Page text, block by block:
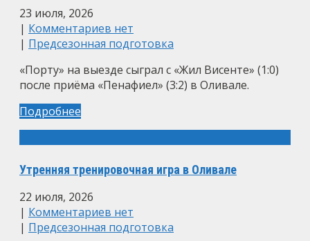
23 июля, 2026
| Комментариев нет
| Предсезонная подготовка
«Порту» на выезде сыграл с «Жил Висенте» (1:0)
после приёма «Пенафиел» (3:2) в Оливале.
Подробнее
Утренняя тренировочная игра в Оливале
22 июля, 2026
| Комментариев нет
| Предсезонная подготовка